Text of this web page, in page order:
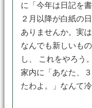
に「今年は日記を
２月以降が白紙の
ありませんか。実
なんでも新しいも
し、 これをやろう
家内に「あなた、
たわよ。」なんて